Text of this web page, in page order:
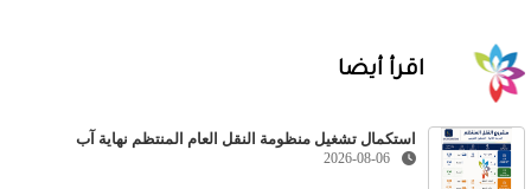
اقرأ أيضا
استكمال تشغيل منظومة النقل العام المنتظم نهاية آب
2026-08-06